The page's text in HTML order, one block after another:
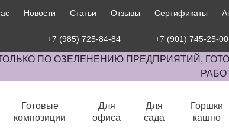
Новости Статьи Отзывы Сертификаты
+7 (985) 725-84-84 +7 (901) 745-25-00
ПО ОЗЕЛЕНЕНИЮ ПРЕДПРИЯТИЙ,
Готовые
композиции
Для
офиса
Для
сада
Горшки
кашпо